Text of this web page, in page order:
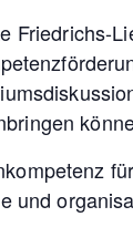
Friedrichs-
und